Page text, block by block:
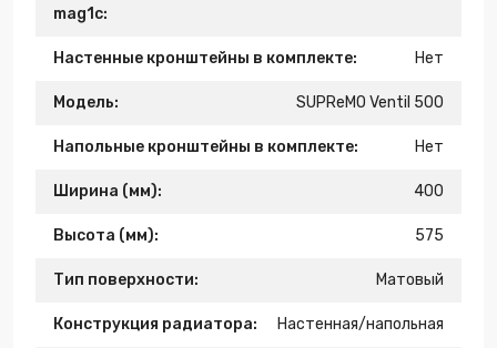
mag1c:
Настенные кронштейны в комплекте: Нет
Модель: SUPReMO Ventil 500
Напольные кронштейны в комплекте: Нет
Ширина (мм): 400
Высота (мм): 575
Тип поверхности: Матовый
Конструкция радиатора: Настенная/напольная